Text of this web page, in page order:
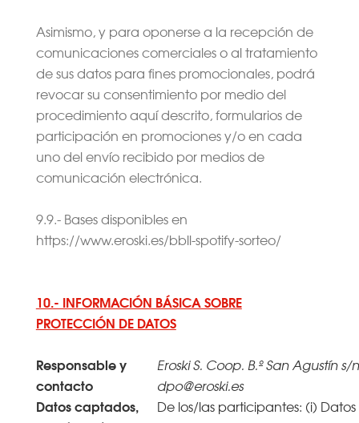
Asimismo, y para oponerse a la recepción de
comunicaciones comerciales o al tratamiento
de sus datos para fines promocionales, podrá
revocar su consentimiento por medio del
procedimiento aquí descrito, formularios de
participación en promociones y/o en cada
uno del envío recibido por medios de
comunicación electrónica.
9.9.- Bases disponibles en
https://www.eroski.es/bbll-spotify-sorteo/
10.- INFORMACIÓN BÁSICA SOBRE
PROTECCIÓN DE DATOS
Responsable y
contacto
Eroski S. Coop. B.º San Agustín
dpo@eroski.es
Datos captados,
De los/las participantes: (i)